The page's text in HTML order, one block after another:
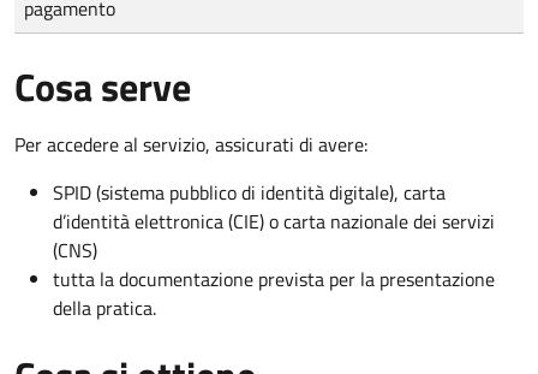
pagamento
Cosa serve
Per accedere al servizio, assicurati di avere:
SPID (sistema pubblico di identità digitale), carta
d’identità elettronica (CIE) o carta nazionale dei servizi
(CNS)
tutta la documentazione prevista per la presentazione
della pratica.